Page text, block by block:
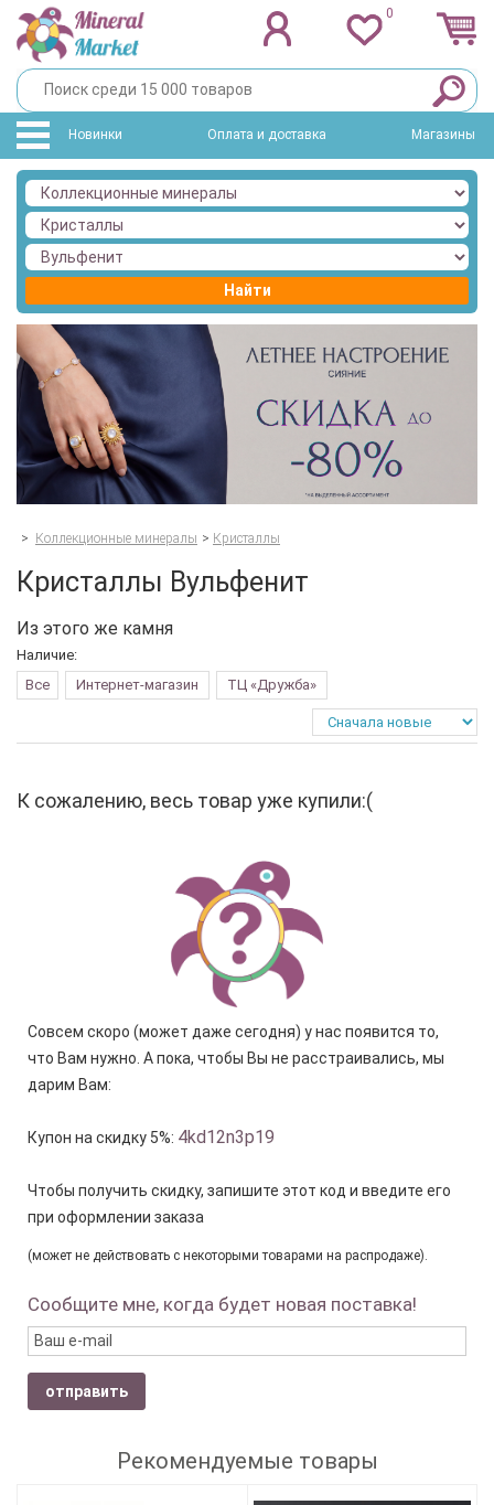
0
Новинки Оплата и доставка Магазины
Найти
> Коллекционные минералы > Кристаллы
Кристаллы Вульфенит
Из этого же камня
Наличие:
Все
Интернет-магазин ТЦ «Дружба»
К сожалению, весь товар уже купили:(
Совсем скоро (может даже сегодня) у нас появится то,
что Вам нужно. А пока, чтобы Вы не расстраивались, мы
дарим Вам:
Купон на скидку 5%: 4kd12n3p19
Чтобы получить скидку, запишите этот код и введите его
при оформлении заказа
(может не действовать с некоторыми товарами на распродаже).
Сообщите мне, когда будет новая поставка!
отправить
Рекомендуемые товары